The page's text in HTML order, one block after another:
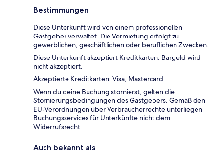
Bestimmungen
Diese Unterkunft wird von einem professionellen
Gastgeber verwaltet. Die Vermietung erfolgt zu
gewerblichen, geschäftlichen oder beruflichen Zwecken.
Diese Unterkunft akzeptiert Kreditkarten. Bargeld wird
nicht akzeptiert.
Akzeptierte Kreditkarten: Visa, Mastercard
Wenn du deine Buchung stornierst, gelten die
Stornierungsbedingungen des Gastgebers. Gemäß den
EU-Verordnungen über Verbraucherrechte unterliegen
Buchungsservices für Unterkünfte nicht dem
Widerrufsrecht.
Auch bekannt als